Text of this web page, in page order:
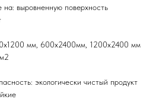
на: выровненную поверхность
мм, 600х2400мм, 1200х2400 мм
экологически чистый продукт